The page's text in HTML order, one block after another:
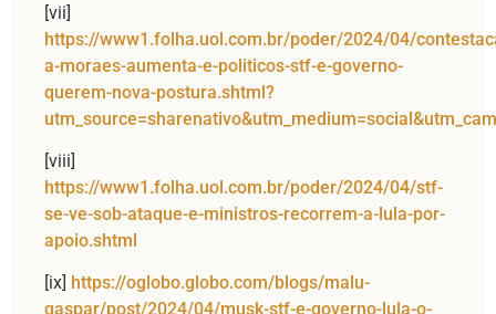
[vii]
https://www1.folha.uol.com.br/poder/2024/04/
a-moraes-aumenta-e-politicos-stf-e-governo-
querem-nova-postura.shtml?
[viii]
https://www1.folha.uol.com.br/poder/2024/04/stf-
se-ve-sob-ataque-e-ministros-recorrem-a-lula-por-
apoio.shtml
[ix] https://oglobo.globo.com/blogs/malu-
gaspar/post/2024/04/musk-stf-e-governo-lula-o-